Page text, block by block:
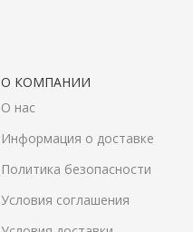
О КОМПАНИИ
О нас
Информация о доставке
Политика безопасности
Условия соглашения